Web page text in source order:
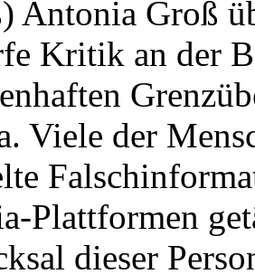
Antonia Groß
Kritik an der
Viele der
Plattformen
dieser